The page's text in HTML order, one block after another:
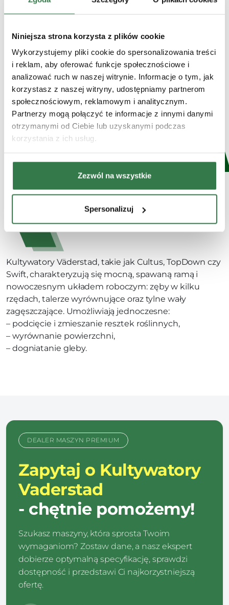
Niniejsza strona korzysta z plików cookie
Wykorzystujemy pliki cookie do spersonalizowania treści
i reklam, aby oferować funkcje społecznościowe i
analizować ruch w naszej witrynie. Informacje o tym, jak
korzystasz z naszej witryny, udostępniamy partnerom
społecznościowym, reklamowym i analitycznym.
Partnerzy mogą połączyć te informacje z innymi danymi
otrzymanymi od Ciebie lub uzyskanymi podczas
korzystania z ich usług.
Zezwól na wszystkie
Spersonalizuj
Technologia i konstrukcja
Kultywatory Väderstad, takie jak Cultus, TopDown czy
Swift, charakteryzują się mocną, spawaną ramą i
nowoczesnym układem roboczym: zęby w kilku
rzędach, talerze wyrównujące oraz tylne wały
zagęszczające. Umożliwiają jednoczesne:
– podcięcie i zmieszanie resztek roślinnych,
– wyrównanie powierzchni,
– dogniatanie gleby.
DEALER MASZYN PREMIUM
Zapytaj o Kultywatory
Vaderstad
- chętnie pomożemy!
Szukasz maszyny, która sprosta Twoim
wymaganiom? Zostaw dane, a nasz ekspert
dobierze optymalną specyfikację, sprawdzi
dostępność i przedstawi Ci najkorzystniejszą
ofertę.